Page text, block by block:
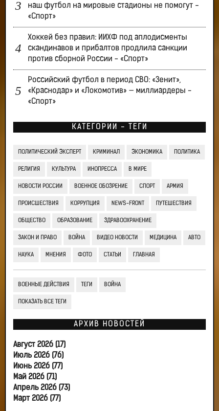
наш футбол на мировые стадионы не помогут -
«Спорт»
Хоккей без правил: ИИХФ под аплодисменты
скандинавов и прибалтов продлила санкции
против сборной России - «Спорт»
Российский футбол в период СВО: «Зенит»,
«Краснодар» и «Локомотив» — миллиардеры -
«Спорт»
КАТЕГОРИИ - ТЕГИ
ПОЛИТИЧЕСКИЙ ЭКСПЕРТ КРИМИНАЛ ЭКОНОМИКА ПОЛИТИКА
РЕЛИГИЯ КУЛЬТУРА ИНОПРЕССА В МИРЕ
НОВОСТИ РОССИИ ВОЕННОЕ ОБОЗРЕНИЕ СПОРТ АРМИЯ
ПРОИСШЕСТВИЯ КОРРУПЦИЯ NEWS-FRONT ПУТЕШЕСТВИЯ
ОБЩЕСТВО ОБРАЗОВАНИЕ ЗДРАВООХРАНЕНИЕ
ЗАКОН И ПРАВО ВОЙНА ВИДЕО НОВОСТИ МЕДИЦИНА АВТО
НАУКА МНЕНИЯ ФОТО СТАТЬИ ГЛАВНАЯ
ВОЕННЫЕ ДЕЙСТВИЯ ТЕГИ ВОЙНА
ПОКАЗАТЬ ВСЕ ТЕГИ
АРХИВ НОВОСТЕЙ
Август 2026 (17)
Июль 2026 (76)
Июнь 2026 (77)
Май 2026 (71)
Апрель 2026 (73)
Март 2026 (77)